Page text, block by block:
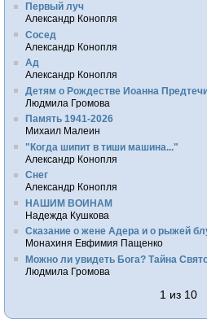
Первый луч
Александр Конопля
Сосед
Александр Конопля
Ад
Александр Конопля
Детям о Рождестве Иоанна
Людмила Громова
Память 1941-2026
Михаил Малеин
"Когда шипит в тиши машина..."
Александр Конопля
Снег
Александр Конопля
НАШИМ ВОИНАМ
Надежда Кушкова
Сказание о жене Адера и о рыжей
Монахиня Евфимия Пащенко
Можно ли увидеть Бога? Тайна
Людмила Громова
1 из 10